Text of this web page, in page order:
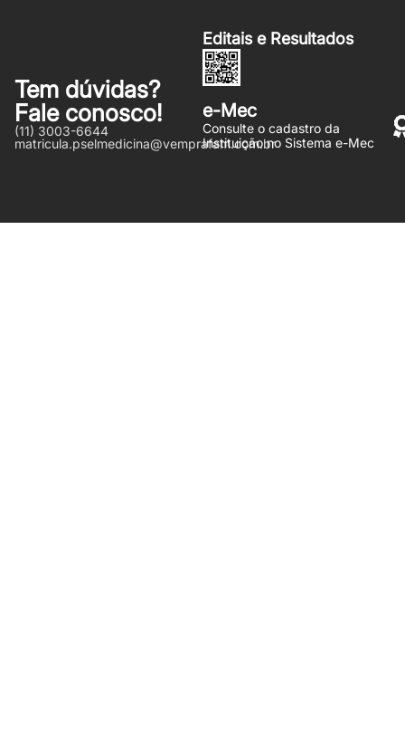
Tem dúvidas?
Fale conosco!
(11) 3003-6644
matricula.pselmedicina@vemprafam.com.br
Editais e Resultados
e-Mec
Consulte o cadastro da
Instituição no Sistema e-Mec